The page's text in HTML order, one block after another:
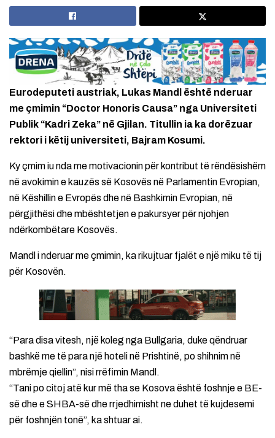
Eurodeputeti austriak, Lukas Mandl është nderuar
me çmimin “Doctor Honoris Causa” nga Universiteti
Publik “Kadri Zeka” në Gjilan. Titullin ia ka dorëzuar
rektori i këtij universiteti, Bajram Kosumi.
Ky çmim iu nda me motivacionin për kontribut të rëndësishëm
në avokimin e kauzës së Kosovës në Parlamentin Evropian,
në Këshillin e Evropës dhe në Bashkimin Evropian, në
përgjithësi dhe mbështetjen e pakursyer për njohjen
ndërkombëtare Kosovës.
Mandl i nderuar me çmimin, ka rikujtuar fjalët e një miku të tij
për Kosovën.
“Para disa vitesh, një koleg nga Bullgaria, duke qëndruar
bashkë me të para një hoteli në Prishtinë, po shihnim në
mbrëmje qiellin”, nisi rrëfimin Mandl.
“Tani po citoj atë kur më tha se Kosova është foshnje e BE-
së dhe e SHBA-së dhe rrjedhimisht ne duhet të kujdesemi
për foshnjën tonë”, ka shtuar ai.